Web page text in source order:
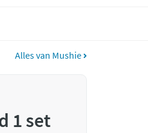
Alles van Mushie
1 set